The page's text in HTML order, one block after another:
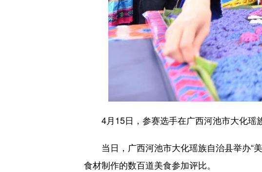
4月15日，参赛选手在广西河池市大化瑶族
当日，广西河池市大化瑶族自治县举办“美
食材制作的数百道美食参加评比。